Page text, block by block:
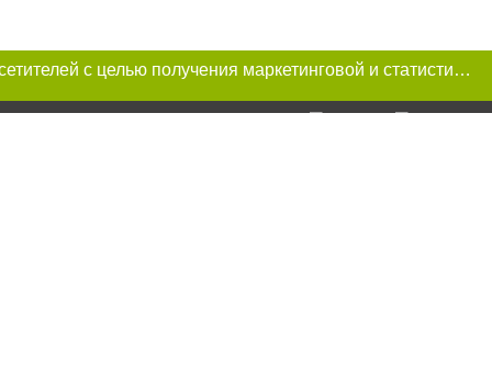
Этот сайт использует «cookies». Также сайт использует интернет-сервис для сбора технических данных касательно посетителей с целью получения маркетинговой и статистической информации. Условия обработки данных посетителей сайта см.